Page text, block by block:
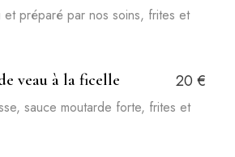
préparé par nos soins, frites et
veau à la ficelle 20 €
sauce moutarde forte, frites et